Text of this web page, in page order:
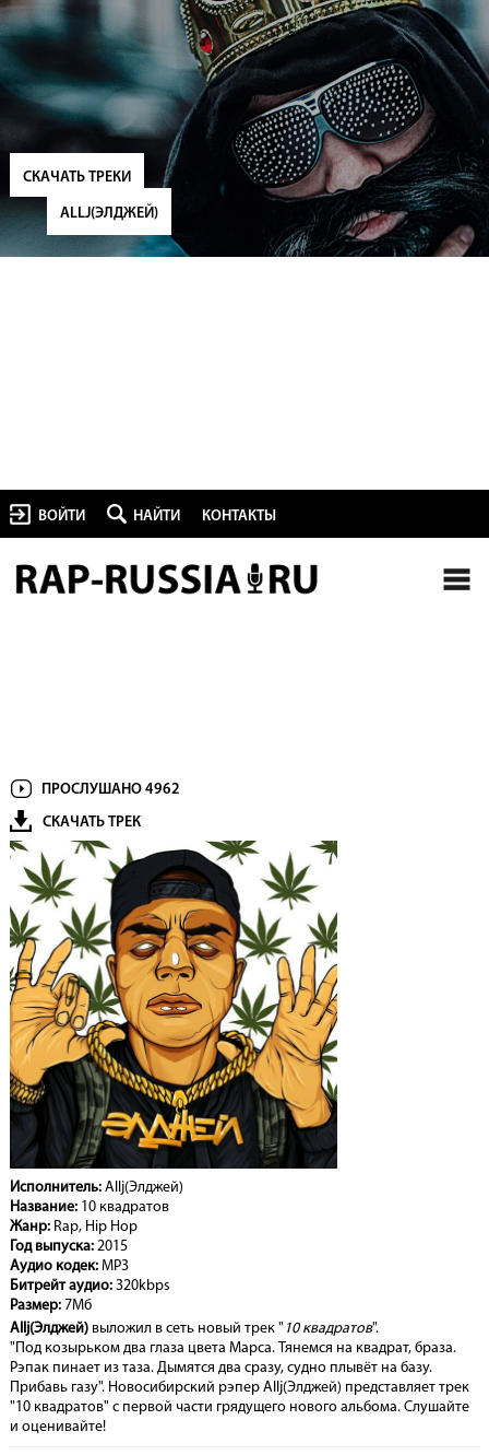
ВОЙТИ НАЙТИ КОНТАКТЫ
СКАЧАТЬ ТРЕКИ
ALLJ(ЭЛДЖЕЙ)
ПРОСЛУШАНО 4962
СКАЧАТЬ ТРЕК
Исполнитель: Allj(Элджей)
Название: 10 квадратов
Жанр:Rap, Hip Hop
Год выпуска: 2015
Аудио кодек:MP3
Битрейт аудио:320kbps
Размер: 7Мб
Allj(Элджей) выложил в сеть новый трек " 10 квадратов".
"Под козырьком два глаза цвета Марса. Тянемся на квадрат, браза.
Рэпак пинает из таза. Дымятся два сразу, судно плывёт на базу.
Прибавь газу". Новосибирский рэпер Allj(Элджей) представляет трек
"10 квадратов" с первой части грядущего нового альбома. Слушайте
и оценивайте!